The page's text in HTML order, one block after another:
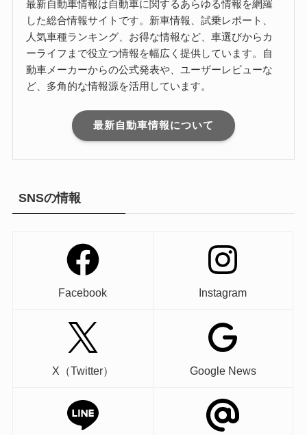
最新自動車情報は自動車に関するあらゆる情報を網羅
した総合情報サイトです。新車情報、試乗レポート、
人気車種ランキング、お得な情報など、車選びからカ
ーライフまで役立つ情報を幅広く提供しています。自
動車メーカーからの公式発表や、ユーザーレビューな
ど、多角的な情報源を活用しています。
最新自動車情報について
SNSの情報
Facebook Instagram
X（Twitter） Google News